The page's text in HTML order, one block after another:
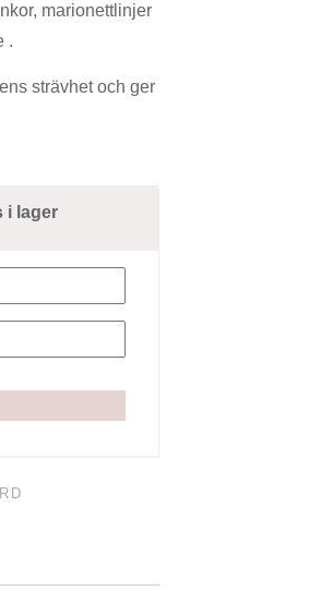
marionettlinjer
.
strävhet och ger
i lager